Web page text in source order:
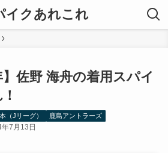
イクあれこれ
】佐野 海舟の着用スパイ
（Jリーグ） 鹿島アントラーズ
7月13日